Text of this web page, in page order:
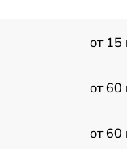
от 15
от 60
от 60